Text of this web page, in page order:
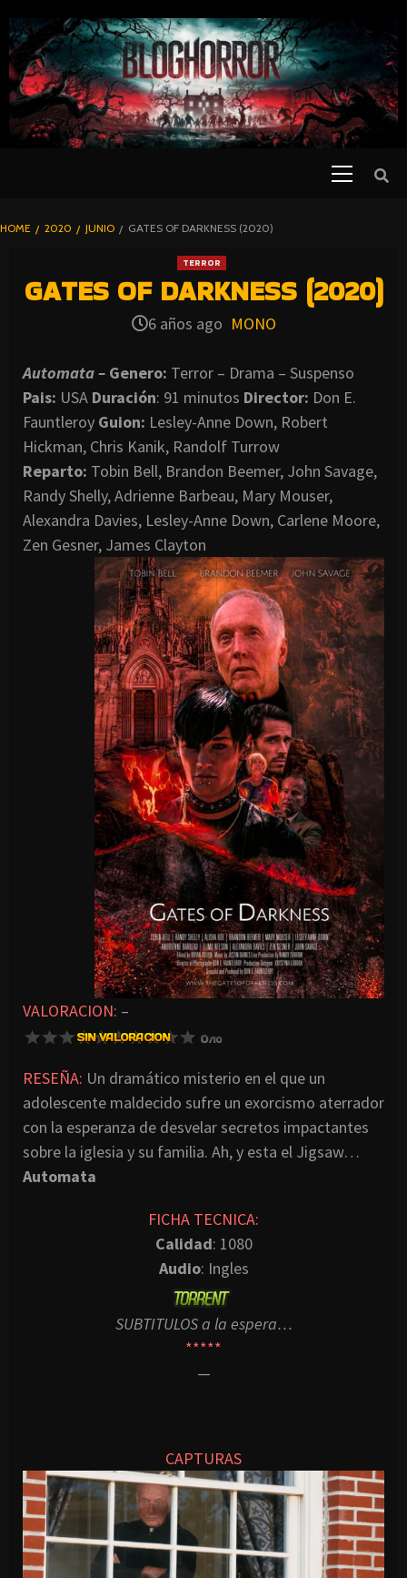
TO
CONTENT
BLOGHORROR
HOME 2020 JUNIO GATES OF DARKNESS (2020)
TERROR
GATES OF DARKNESS (2020)
6 años ago MONO
Automata – Genero: Terror – Drama – Suspenso
Pais: USA Duración: 91 minutos Director: Don E.
Fauntleroy Guion: Lesley-Anne Down, Robert
Hickman, Chris Kanik, Randolf Turrow
Reparto: Tobin Bell, Brandon Beemer, John Savage,
Randy Shelly, Adrienne Barbeau, Mary Mouser,
Alexandra Davies, Lesley-Anne Down, Carlene Moore,
Zen Gesner, James Clayton
VALORACION: –
RESEÑA: Un dramático misterio en el que un
adolescente maldecido sufre un exorcismo aterrador
con la esperanza de desvelar secretos impactantes
sobre la iglesia y su familia. Ah, y esta el Jigsaw…
Automata
FICHA TECNICA:
Calidad: 1080
Audio: Ingles
SUBTITULOS a la espera…
*****
—
CAPTURAS